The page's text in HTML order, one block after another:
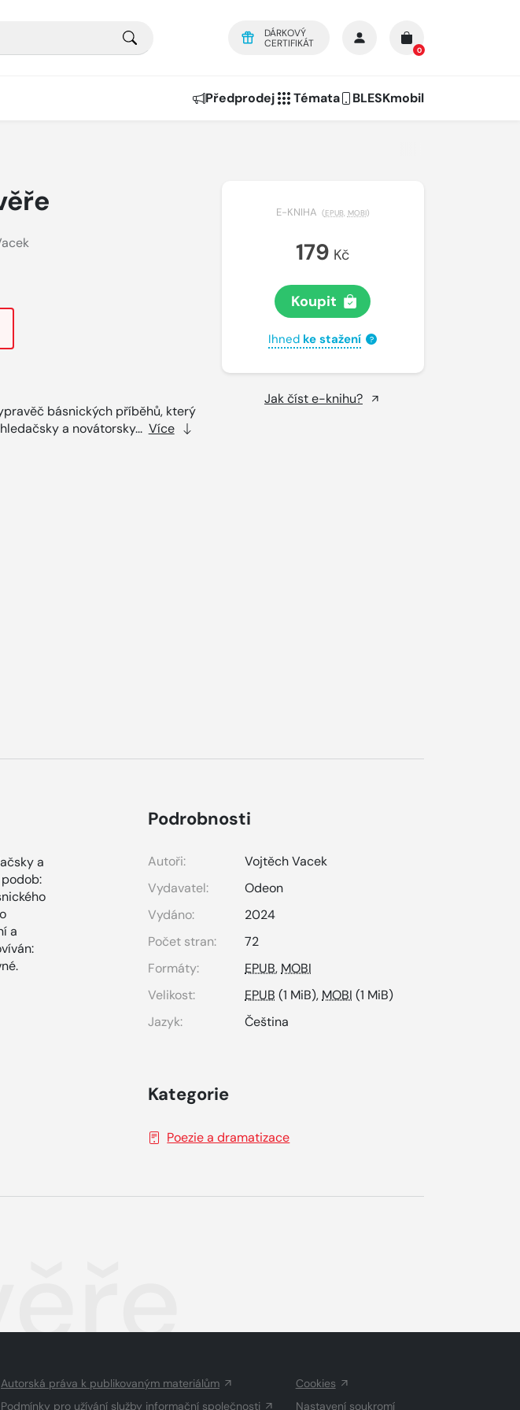
DÁRKOVÝ
CERTIFIKÁT
0
Předprodej Témata BLESKmobil
básnických příběhů, který
a novátorsky... Více
E-KNIHA (EPUB, MOBI)
179 Kč
Koupit
Ihned ke stažení ?
Jak číst e-knihu?
a
a
Podrobnosti
Autoři:
Vojtěch Vacek
Vydavatel:
Odeon
Vydáno:
2024
Počet stran:
72
Formáty:
EPUB,MOBI
Velikost:
EPUB (1 MiB),MOBI (1 MiB)
Jazyk:
Čeština
Kategorie
Poezie a dramatizace
Autorská práva k publikovaným materiálům
Podmínky pro užívání služby informační společnosti
Cookies
Nastavení soukromí